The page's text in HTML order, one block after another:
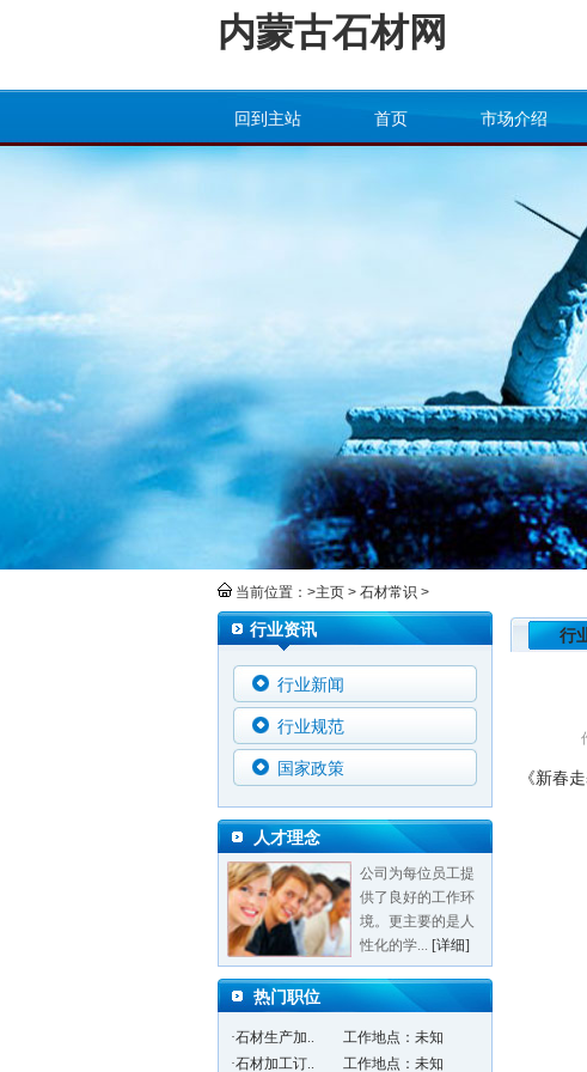
内蒙古石材网
回到主站 首页 市场介绍
当前位置：>主页 > 石材常识 >
行业资讯
行业新闻
行业规范
国家政策
人才理念
公司为每位员工提
供了良好的工作环
境。更主要的是人
性化的学... [详细]
热门职位
·石材生产加..
工作地点：未知
·石材加工订..
工作地点：未知
行
《新春